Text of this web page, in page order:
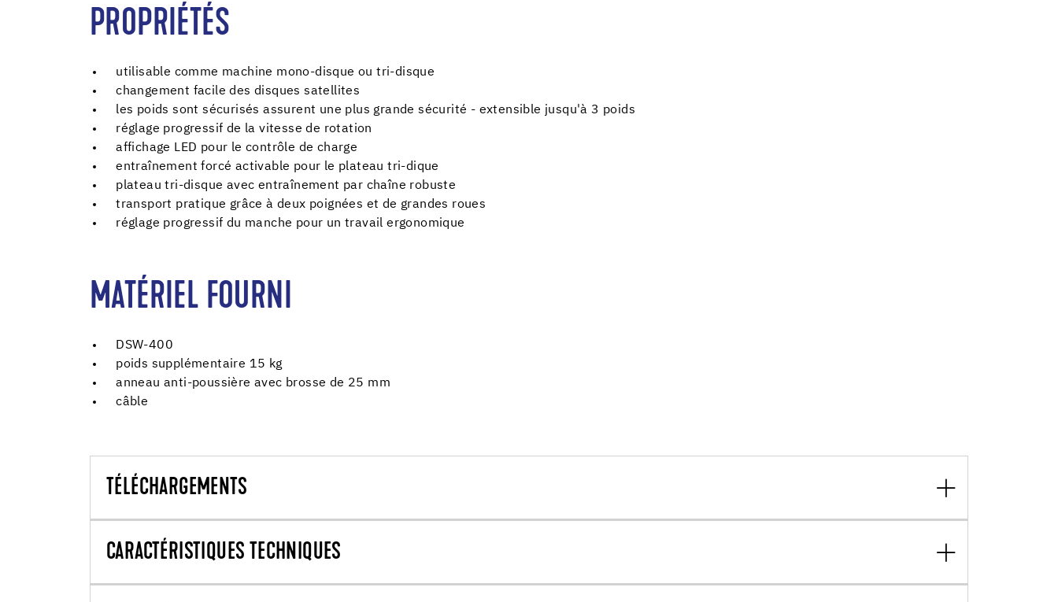
PROPRIÉTÉS
utilisable comme machine mono-disque ou tri-disque
changement facile des disques satellites
les poids sont sécurisés assurent une plus grande sécurité - extensible jusqu'à 3 poids
réglage progressif de la vitesse de rotation
affichage LED pour le contrôle de charge
entraînement forcé activable pour le plateau tri-dique
plateau tri-disque avec entraînement par chaîne robuste
transport pratique grâce à deux poignées et de grandes roues
réglage progressif du manche pour un travail ergonomique
MATÉRIEL FOURNI
DSW-400
poids supplémentaire 15 kg
anneau anti-poussière avec brosse de 25 mm
câble
TÉLÉCHARGEMENTS
CARACTÉRISTIQUES TECHNIQUES